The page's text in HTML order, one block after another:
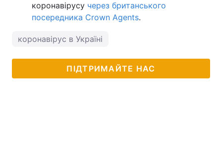
коронавірусу через британського
посередника Crown Agents.
коронавірус в Україні
ПІДТРИМАЙТЕ НАС